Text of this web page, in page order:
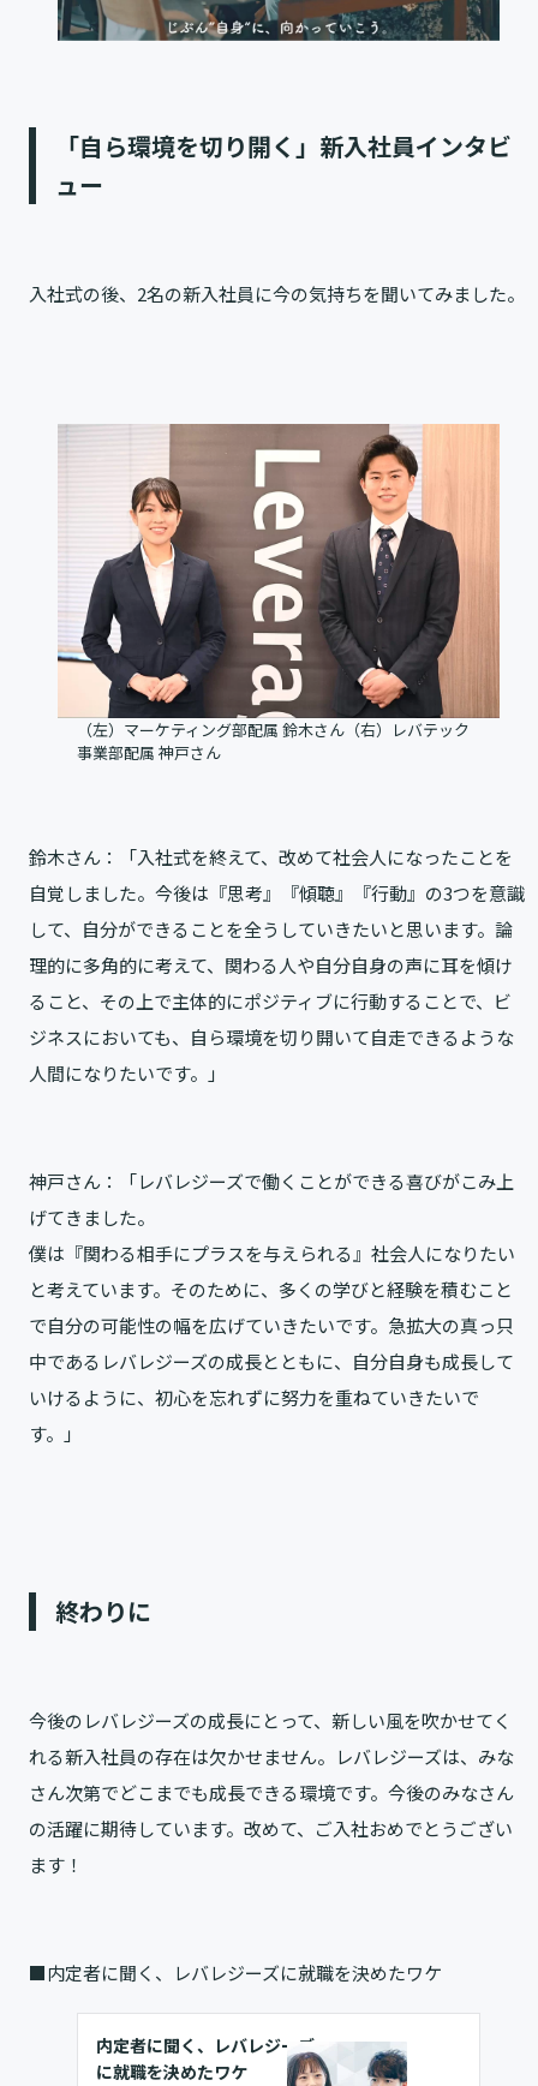
「自ら環境を切り開く」新入社員インタビ
ュー
入社式の後、2名の新入社員に今の気持ちを聞いてみました。
（左）マーケティング部配属 鈴木さん（右）レバテック
事業部配属 神戸さん
鈴木さん：「入社式を終えて、改めて社会人になったことを
自覚しました。今後は『思考』『傾聴』『行動』の3つを意識
して、自分ができることを全うしていきたいと思います。論
理的に多角的に考えて、関わる人や自分自身の声に耳を傾け
ること、その上で主体的にポジティブに行動することで、ビ
ジネスにおいても、自ら環境を切り開いて自走できるような
人間になりたいです。」
神戸さん：「レバレジーズで働くことができる喜びがこみ上
げてきました。
僕は『関わる相手にプラスを与えられる』社会人になりたい
と考えています。そのために、多くの学びと経験を積むこと
で自分の可能性の幅を広げていきたいです。急拡大の真っ只
中であるレバレジーズの成長とともに、自分自身も成長して
いけるように、初心を忘れずに努力を重ねていきたいで
す。」
終わりに
今後のレバレジーズの成長にとって、新しい風を吹かせてく
れる新入社員の存在は欠かせません。レバレジーズは、みな
さん次第でどこまでも成長できる環境です。今後のみなさん
の活躍に期待しています。改めて、ご入社おめでとうござい
ます！
■内定者に聞く、レバレジーズに就職を決めたワケ
内定者に聞く、レバレジーズ
に就職を決めたワケ